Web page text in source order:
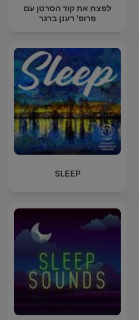
לפצח את קוד הסרטן עם
פרופ' רענן ברגר
SLEEP